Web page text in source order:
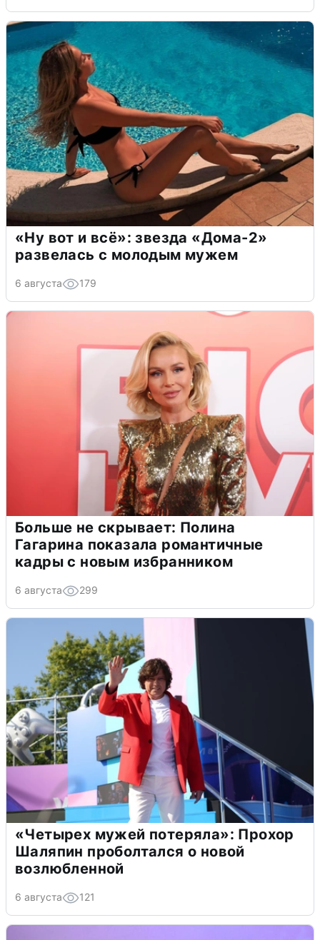
«Ну вот и всё»: звезда «Дома-2»
развелась с молодым мужем
6 августа 179
Больше не скрывает: Полина
Гагарина показала романтичные
кадры с новым избранником
6 августа 299
«Четырех мужей потеряла»: Прохор
Шаляпин проболтался о новой
возлюбленной
6 августа 121